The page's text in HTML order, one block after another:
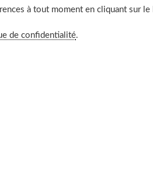
sanguine
à tout moment en cliquant sur le
de confidentialité.